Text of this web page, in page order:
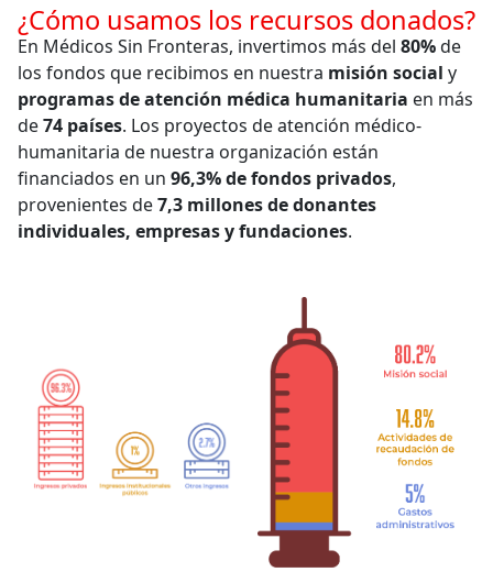
¿Cómo usamos los recursos donados?
En Médicos Sin Fronteras, invertimos más del 80%de
los fondos que recibimos en nuestra misión social y
programas de atención médica humanitaria en más
de74 países. Los proyectos de atención médico-
humanitaria de nuestra organización están
financiados en un 96,3% de fondos privados,
provenientes de7,3 millones de donantes
individuales, empresas y fundaciones.